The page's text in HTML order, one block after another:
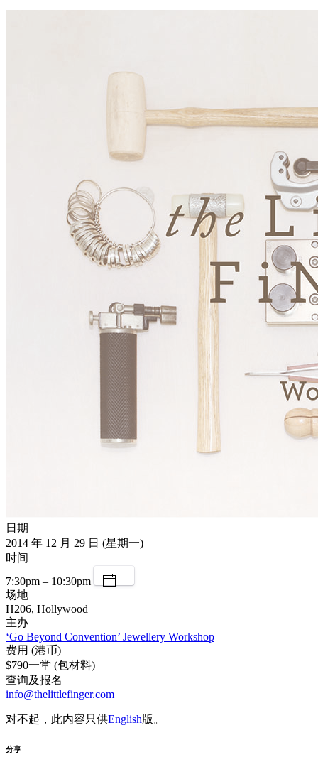
日期
2014 年 12 月 29 日 (星期一)
时间
7:30pm – 10:30pm
场地
H206, Hollywood
主办
‘Go Beyond Convention’ Jewellery Workshop
费用 (港币)
$790一堂 (包材料)
查询及报名
info@thelittlefinger.com
对不起，此内容只供English版。
分享